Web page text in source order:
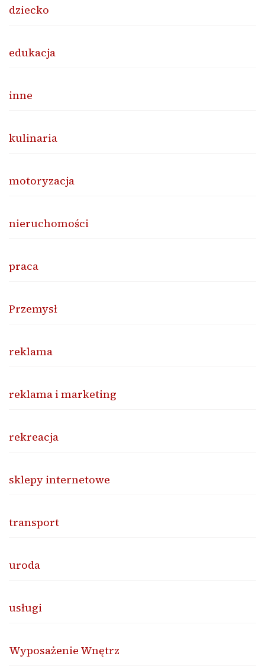
dziecko
edukacja
inne
kulinaria
motoryzacja
nieruchomości
praca
Przemysł
reklama
reklama i marketing
rekreacja
sklepy internetowe
transport
uroda
usługi
Wyposażenie Wnętrz